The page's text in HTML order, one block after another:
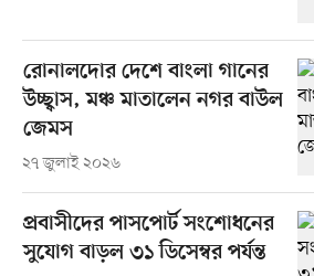
রোনালদোর দেশে বাংলা গানের
উচ্ছ্বাস, মঞ্চ মাতালেন নগর বাউল
জেমস
২৭ জুলাই ২০২৬
প্রবাসীদের পাসপোর্ট সংশোধনের
সুযোগ বাড়ল ৩১ ডিসেম্বর পর্যন্ত